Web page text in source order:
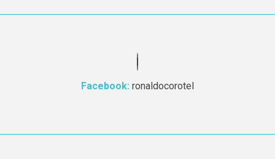
Facebook: ronaldocorotel